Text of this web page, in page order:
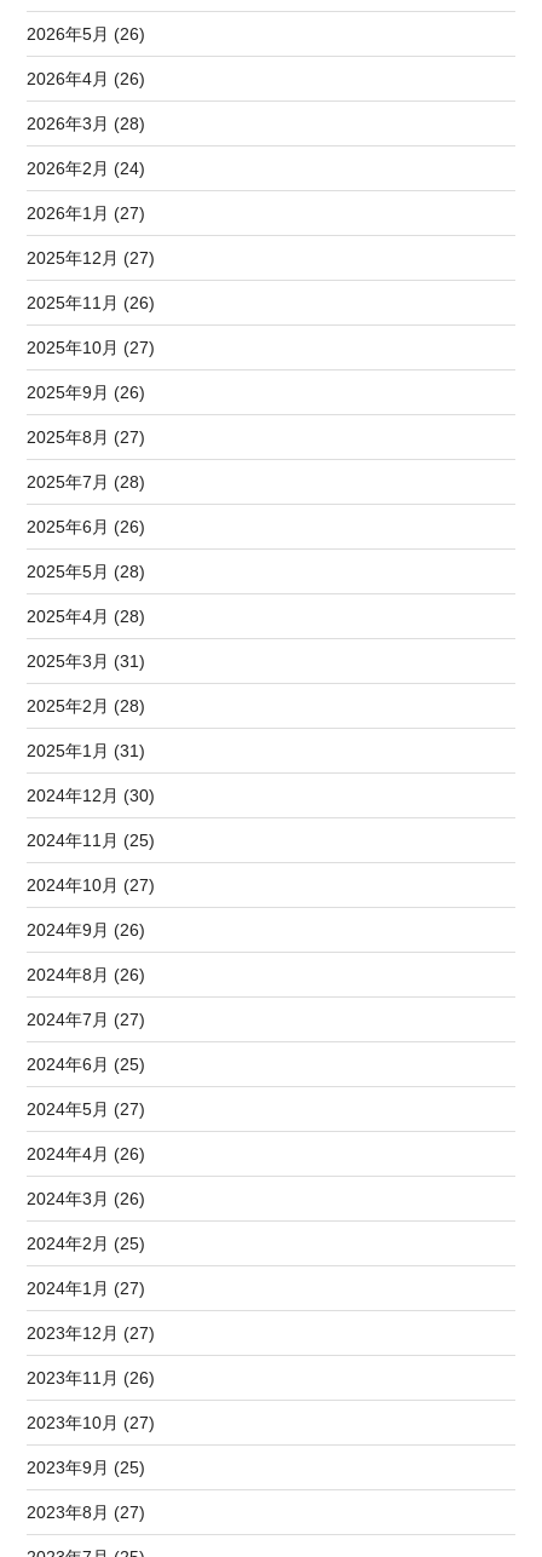
2026年5月 (26)
2026年4月 (26)
2026年3月 (28)
2026年2月 (24)
2026年1月 (27)
2025年12月 (27)
2025年11月 (26)
2025年10月 (27)
2025年9月 (26)
2025年8月 (27)
2025年7月 (28)
2025年6月 (26)
2025年5月 (28)
2025年4月 (28)
2025年3月 (31)
2025年2月 (28)
2025年1月 (31)
2024年12月 (30)
2024年11月 (25)
2024年10月 (27)
2024年9月 (26)
2024年8月 (26)
2024年7月 (27)
2024年6月 (25)
2024年5月 (27)
2024年4月 (26)
2024年3月 (26)
2024年2月 (25)
2024年1月 (27)
2023年12月 (27)
2023年11月 (26)
2023年10月 (27)
2023年9月 (25)
2023年8月 (27)